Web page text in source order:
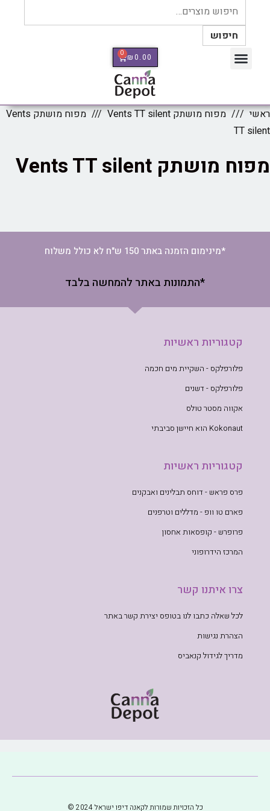
חיפוש
₪0.00
0
ראשי מפוח מושתק Vents TT silent
מפוח מושתק Vents
TT silent
מפוח מושתק Vents TT silent
*מינימום הזמנה באתר 150 ש"ח לא כולל משלוח
*התמונות באתר להמחשה בלבד
קטגוריות ראשיות
פלורפלקס - השקיית מים חכמה
פלורפלקס - דשנים
אקווה מסטר טולס
Kokonaut הוא חיישן סביבתי
קטגוריות ראשיות
פרס פראש - דוחס תבלינים ואבקנים
פארם טו וופ - מדללים וטרפנים
פרופרש - קופסאות אחסון
המרכז הידרופוני
צרו איתנו קשר
לכל שאלה כתבו לנו בטופס יצירת קשר באתר
הצהרת נגישות
מדריך לגידול קנאביס
כל הזכויות שמורות לקאנה דיפו ישראל 2024 ©